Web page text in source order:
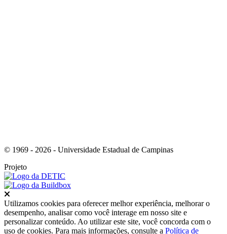
© 1969 - 2026 - Universidade Estadual de Campinas
Projeto
Utilizamos cookies para oferecer melhor experiência, melhorar o
desempenho, analisar como você interage em nosso site e
personalizar conteúdo. Ao utilizar este site, você concorda com o
uso de cookies. Para mais informações, consulte a Política de